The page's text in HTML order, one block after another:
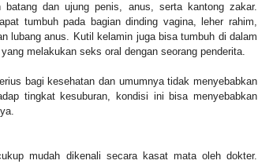
dan ujung penis, anus, serta kantong zakar.
tumbuh pada bagian dinding vagina, leher rahim,
lubang anus. Kutil kelamin juga bisa tumbuh di dalam
melakukan seks oral dengan seorang penderita.
bagi kesehatan dan umumnya tidak menyebabkan
tingkat kesuburan, kondisi ini bisa menyebabkan
mudah dikenali secara kasat mata oleh dokter.